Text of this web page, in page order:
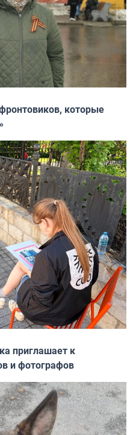
которые
приглашает к
и фотографов